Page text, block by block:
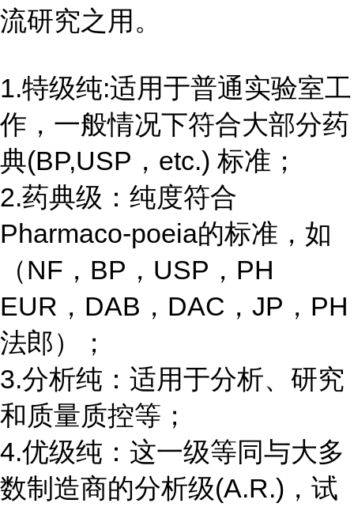
流研究之用。
1.特级纯:适用于普通实验室工
作，一般情况下符合大部分药
典(BP,USP，etc.) 标准；
2.药典级：纯度符合
Pharmaco-poeia的标准，如
（NF，BP，USP，PH
EUR，DAB，DAC，JP，PH
法郎）；
3.分析纯：适用于分析、研究
和质量质控等；
4.优级纯：这一级等同与大多
数制造商的分析级(A.R.)，试